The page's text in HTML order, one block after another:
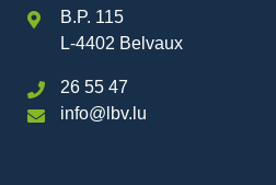
B.P. 115
L-4402 Belvaux
26 55 47
info@lbv.lu